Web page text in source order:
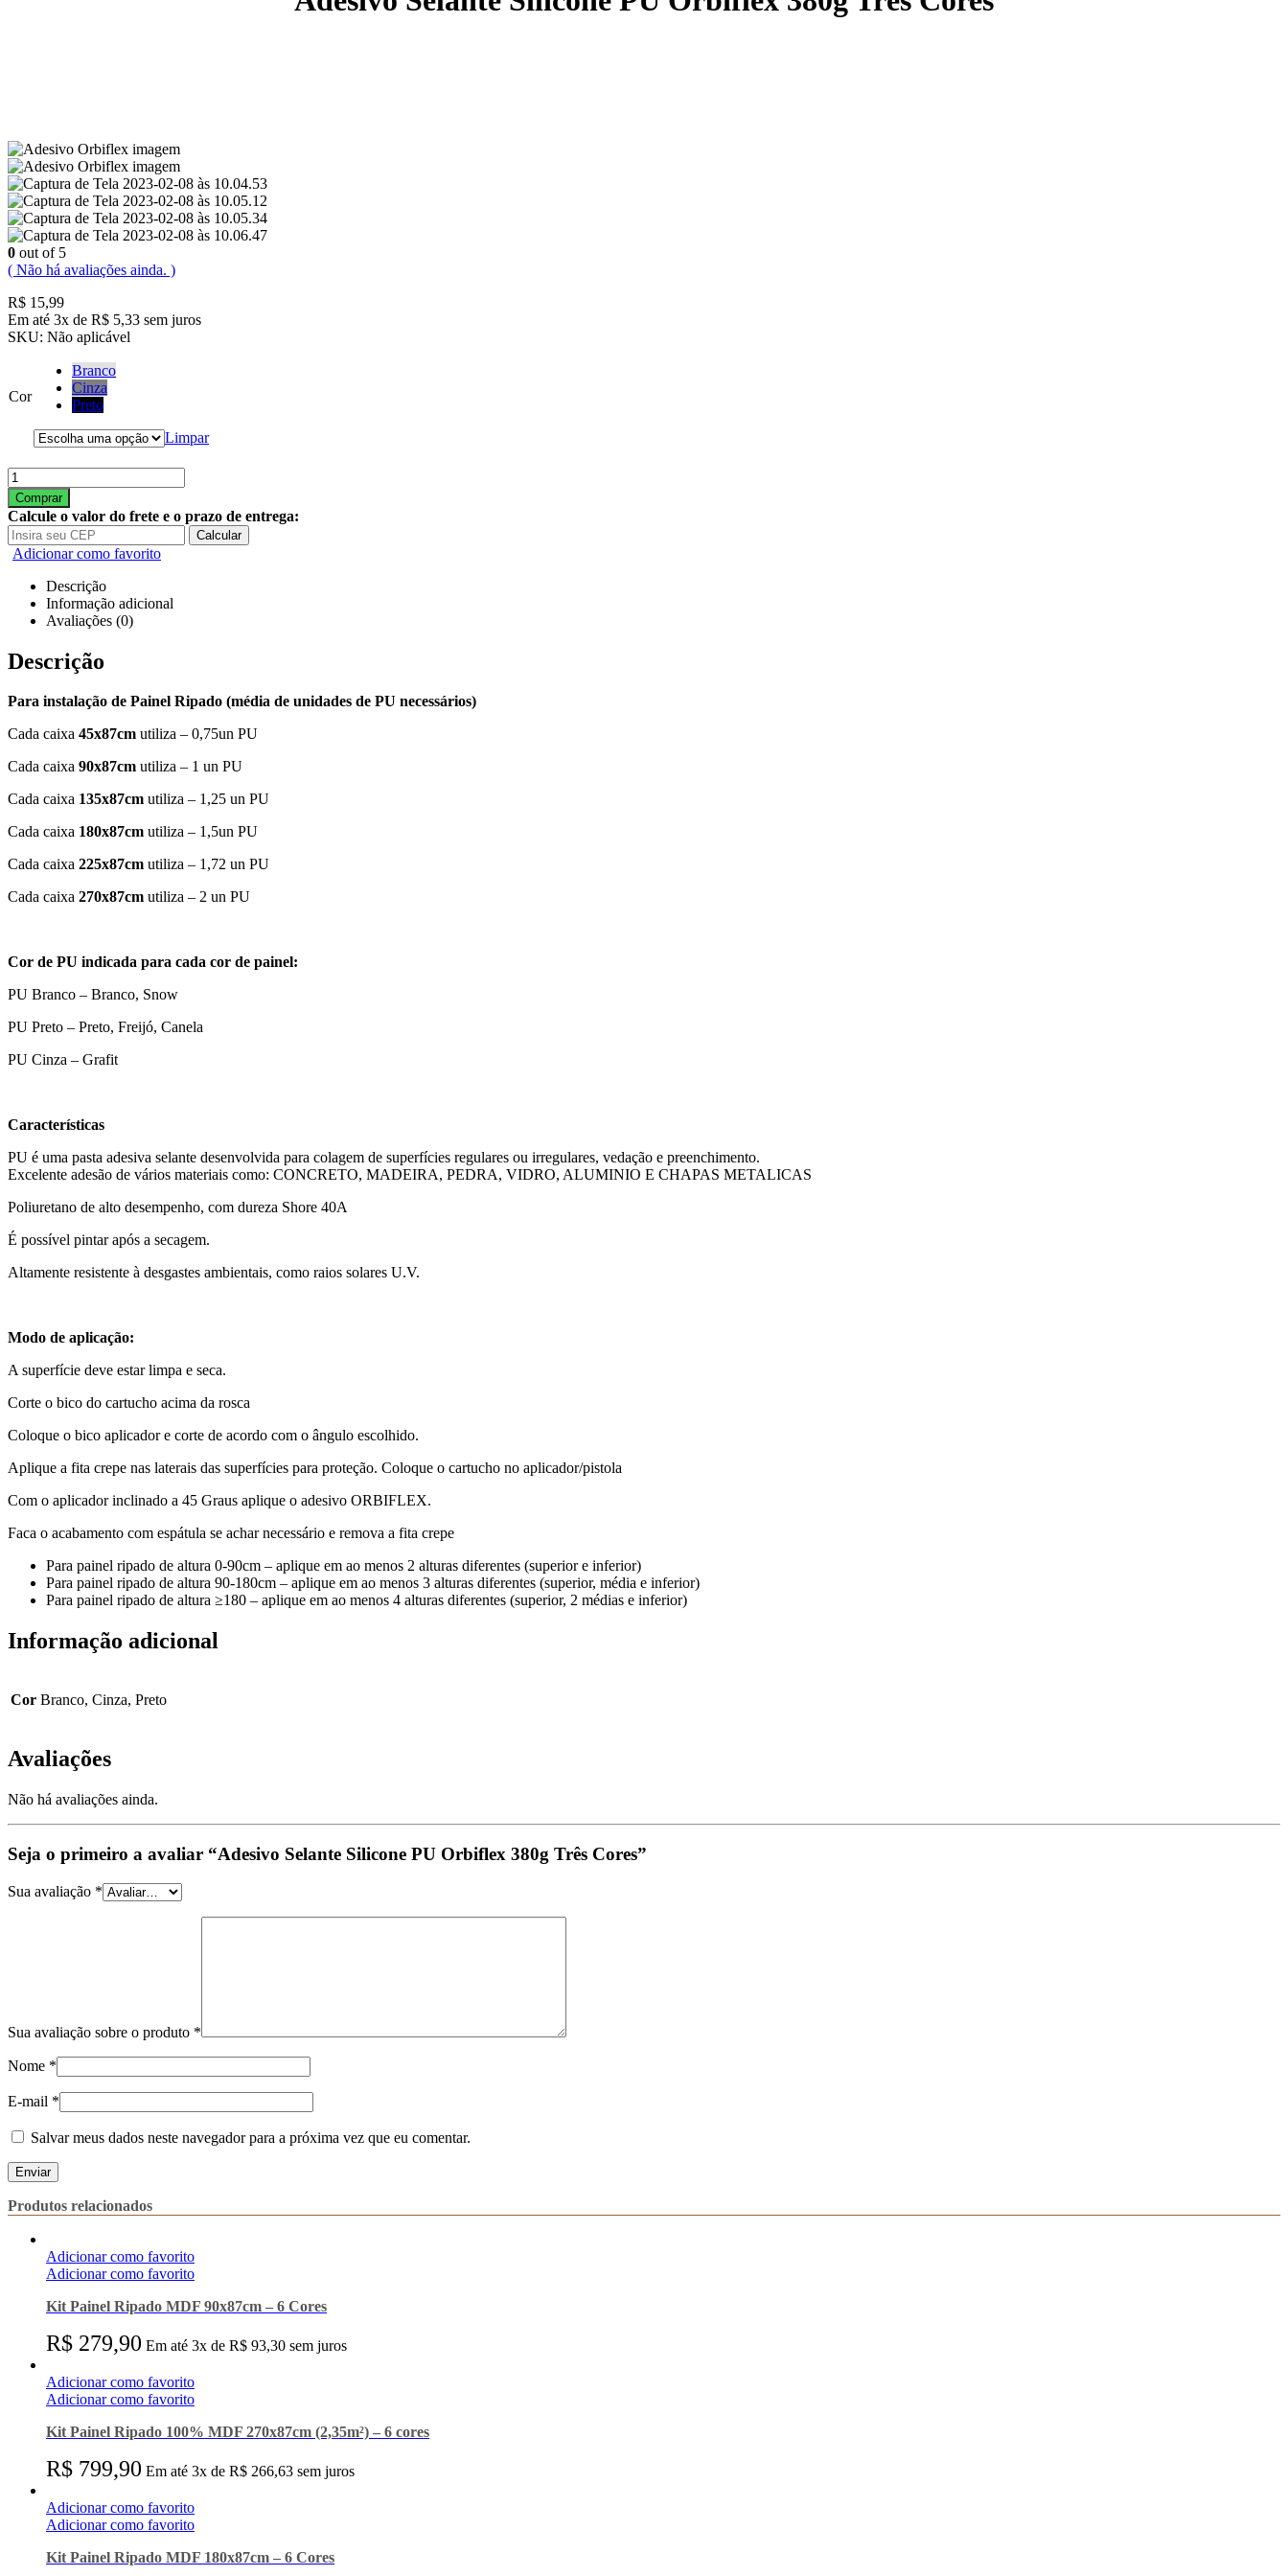
0 out of 5
( Não há avaliações ainda. )
R$ 15,99
Em até 3x de R$ 5,33 sem juros
SKU: Não aplicável
Cor
Branco
Cinza
Preto
Limpar
Comprar
Calcule o valor do frete e o prazo de entrega:
Calcular
Adicionar como favorito
Descrição
Informação adicional
Avaliações (0)
Descrição
Para instalação de Painel Ripado (média de unidades de PU necessários)
Cada caixa 45x87cm utiliza – 0,75un PU
Cada caixa 90x87cm utiliza – 1 un PU
Cada caixa 135x87cm utiliza – 1,25 un PU
Cada caixa 180x87cm utiliza – 1,5un PU
Cada caixa 225x87cm utiliza – 1,72 un PU
Cada caixa 270x87cm utiliza – 2 un PU
Cor de PU indicada para cada cor de painel:
PU Branco – Branco, Snow
PU Preto – Preto, Freijó, Canela
PU Cinza – Grafit
Características
PU é uma pasta adesiva selante desenvolvida para colagem de superfícies regulares ou irregulares, vedação e preenchimento.
Excelente adesão de vários materiais como: CONCRETO, MADEIRA, PEDRA, VIDRO, ALUMINIO E CHAPAS METALICAS
Poliuretano de alto desempenho, com dureza Shore 40A
É possível pintar após a secagem.
Altamente resistente à desgastes ambientais, como raios solares U.V.
Modo de aplicação:
A superfície deve estar limpa e seca.
Corte o bico do cartucho acima da rosca
Coloque o bico aplicador e corte de acordo com o ângulo escolhido.
Aplique a fita crepe nas laterais das superfícies para proteção. Coloque o cartucho no aplicador/pistola
Com o aplicador inclinado a 45 Graus aplique o adesivo ORBIFLEX.
Faca o acabamento com espátula se achar necessário e remova a fita crepe
Para painel ripado de altura 0-90cm – aplique em ao menos 2 alturas diferentes (superior e inferior)
Para painel ripado de altura 90-180cm – aplique em ao menos 3 alturas diferentes (superior, média e inferior)
Para painel ripado de altura ≥180 – aplique em ao menos 4 alturas diferentes (superior, 2 médias e inferior)
Informação adicional
Cor Branco, Cinza, Preto
Avaliações
Não há avaliações ainda.
Seja o primeiro a avaliar “Adesivo Selante Silicone PU Orbiflex 380g Três Cores”
Sua avaliação *
Sua avaliação sobre o produto *
Nome *
E-mail *
Salvar meus dados neste navegador para a próxima vez que eu comentar.
Produtos relacionados
Adicionar como favorito
Adicionar como favorito
Kit Painel Ripado MDF 90x87cm – 6 Cores
R$ 279,90 Em até 3x de R$ 93,30 sem juros
Adicionar como favorito
Adicionar como favorito
Kit Painel Ripado 100% MDF 270x87cm (2,35m²) – 6 cores
R$ 799,90 Em até 3x de R$ 266,63 sem juros
Adicionar como favorito
Adicionar como favorito
Kit Painel Ripado MDF 180x87cm – 6 Cores